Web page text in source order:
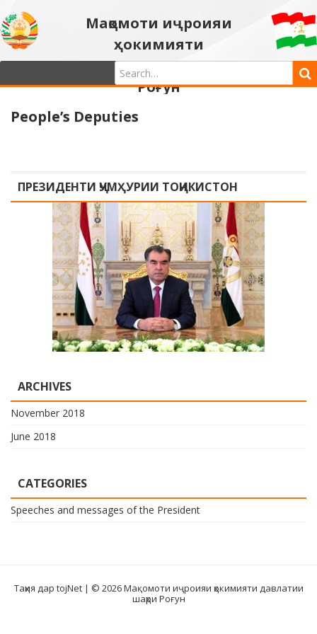
Мақомоти иҷроияи
ҳокимияти
давлатии шаҳри
Роғун
People’s Deputies
ПРЕЗИДЕНТИ ҶУМҲУРИИ ТОҶИКИСТОН
ARCHIVES
November 2018
June 2018
CATEGORIES
Speeches and messages of the President
Таҳия дар tojNet | © 2026 Мақомоти иҷроияи ҳокимияти давлатии
шаҳри Роғун